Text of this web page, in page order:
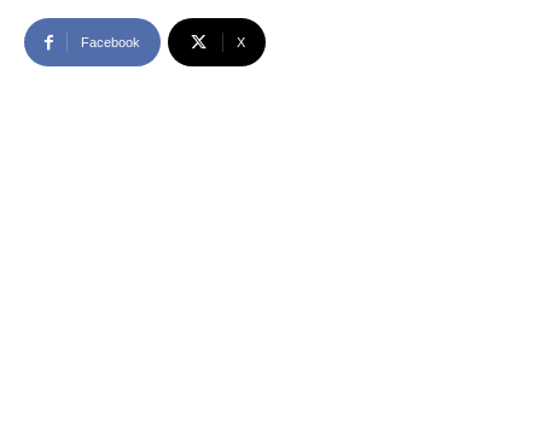
Facebook X